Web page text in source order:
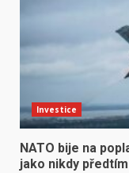
Investice
NATO bije na
jako nikdy předtím